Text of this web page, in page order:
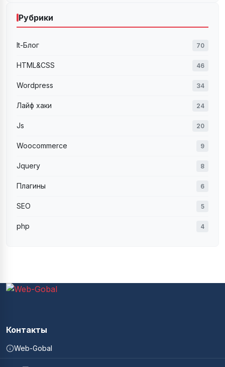
Рубрики
It-Блог 70
HTML&CSS 46
Wordpress 34
Лайф хаки 24
Js 20
Woocommerce 9
Jquery 8
Плагины 6
SEO 5
php 4
Контакты
Web-Gobal